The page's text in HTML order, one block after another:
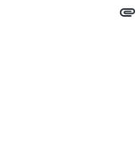
attachment